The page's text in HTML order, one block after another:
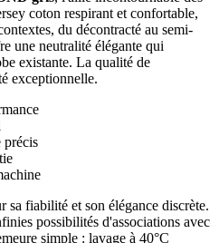
coton respirant et confortable,
du décontracté au semi-
une neutralité élégante qui
existante. La qualité de
exceptionnelle.
précis
sa fiabilité et son élégance discrète.
possibilités d'associations avec
simple : lavage à 40°C